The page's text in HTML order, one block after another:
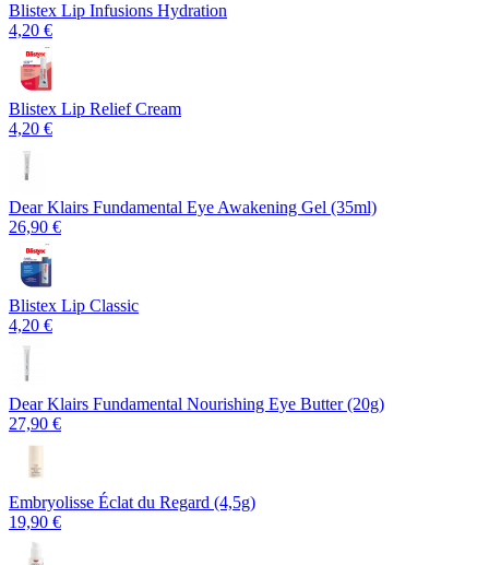
Blistex Lip Infusions Hydration
4,20 €
Blistex Lip Relief Cream
4,20 €
Dear Klairs Fundamental Eye Awakening Gel (35ml)
26,90 €
Blistex Lip Classic
4,20 €
Dear Klairs Fundamental Nourishing Eye Butter (20g)
27,90 €
Embryolisse Éclat du Regard (4,5g)
19,90 €